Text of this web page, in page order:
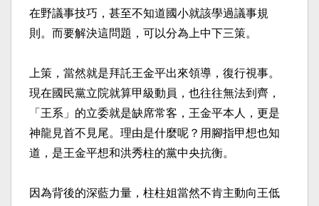
在野議事技巧，甚至不知道國小就該學過議事規
則。而要解決這問題，可以分為上中下三策。
上策，當然就是拜託王金平出來領導，復行視事。
現在國民黨立院就算甲級動員，也往往無法到齊，
「王系」的立委就是缺席常客，王金平本人，更是
神龍見首不見尾。理由是什麼呢？用腳指甲想也知
道，是王金平想和洪秀柱的黨中央抗衡。
因為背後的深藍力量，柱柱姐當然不肯主動向王低